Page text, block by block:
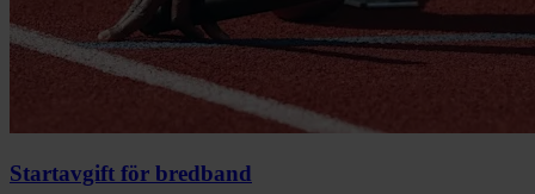
Startavgift för bredband